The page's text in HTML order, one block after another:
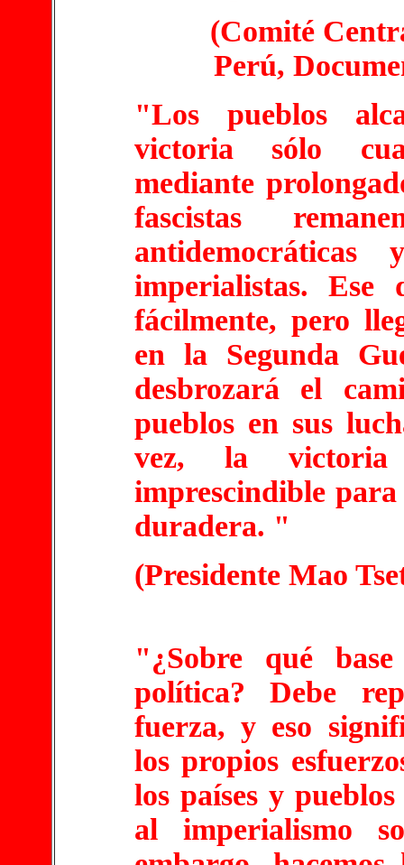
(Comité
Perú,
"Los pueblos
victoria sólo
mediante
fascistas
imperialistas.
fácilmente, pero
en la Segunda
desbrozará el
pueblos en sus
vez, la
imprescindible
duradera. "
(Presidente Mao
"¿Sobre qué
política? Debe
fuerza, y eso
los propios
los países y
al imperialismo